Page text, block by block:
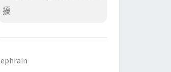
擾
ephrain